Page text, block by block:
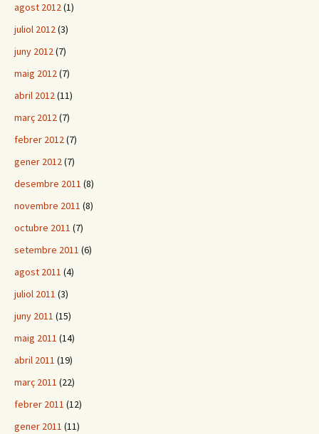
agost 2012(1)
juliol 2012(3)
juny 2012(7)
maig 2012(7)
abril 2012(11)
març 2012(7)
febrer 2012(7)
gener 2012(7)
desembre 2011 (8)
novembre 2011 (8)
octubre 2011 (7)
setembre 2011 (6)
agost 2011 (4)
juliol 2011 (3)
juny 2011 (15)
maig 2011 (14)
abril 2011 (19)
març 2011 (22)
febrer 2011 (12)
gener 2011 (11)